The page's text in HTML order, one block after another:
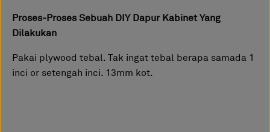
Proses-Proses Sebuah DIY Dapur Kabinet Yang
Dilakukan
Pakai plywood tebal. Tak ingat tebal berapa samada 1
inci or setengah inci. 13mm kot.